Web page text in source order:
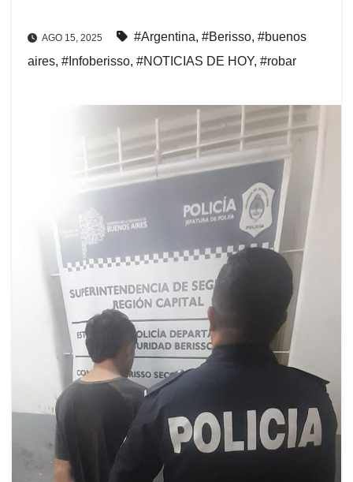
AGO 15, 2025 #Argentina, #Berisso, #buenos
aires, #Infoberisso, #NOTICIAS DE HOY, #robar